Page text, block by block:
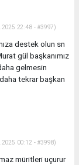
22:48 - #3997)
destek olun sn
gül başkanımız
gelmesin
tekrar başkan
00:12 - #3998)
müritleri uçurur